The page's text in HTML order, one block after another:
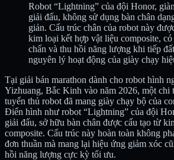
Robot “Lightning” của đội Honor,
giải đấu, không sử dụng bàn chân
giản. Cấu trúc chân của robot này
kim loại kết hợp vật liệu composite,
chấn và thu hồi năng lượng khi tiếp
nguyên lý hoạt động của giày chạy
Tại giải bán marathon dành cho robot hình
Yizhuang, Bắc Kinh vào năm 2026, một chi
tuyển thủ robot đã mang giày chạy bộ của
Điển hình như robot “Lightning” của đội
giải đấu, sở hữu bàn chân được cấu tạo từ
composite. Cấu trúc này hoàn toàn không
đơn thuần mà mang lại hiệu ứng giảm xóc
hồi năng lượng cực kỳ tối ưu.